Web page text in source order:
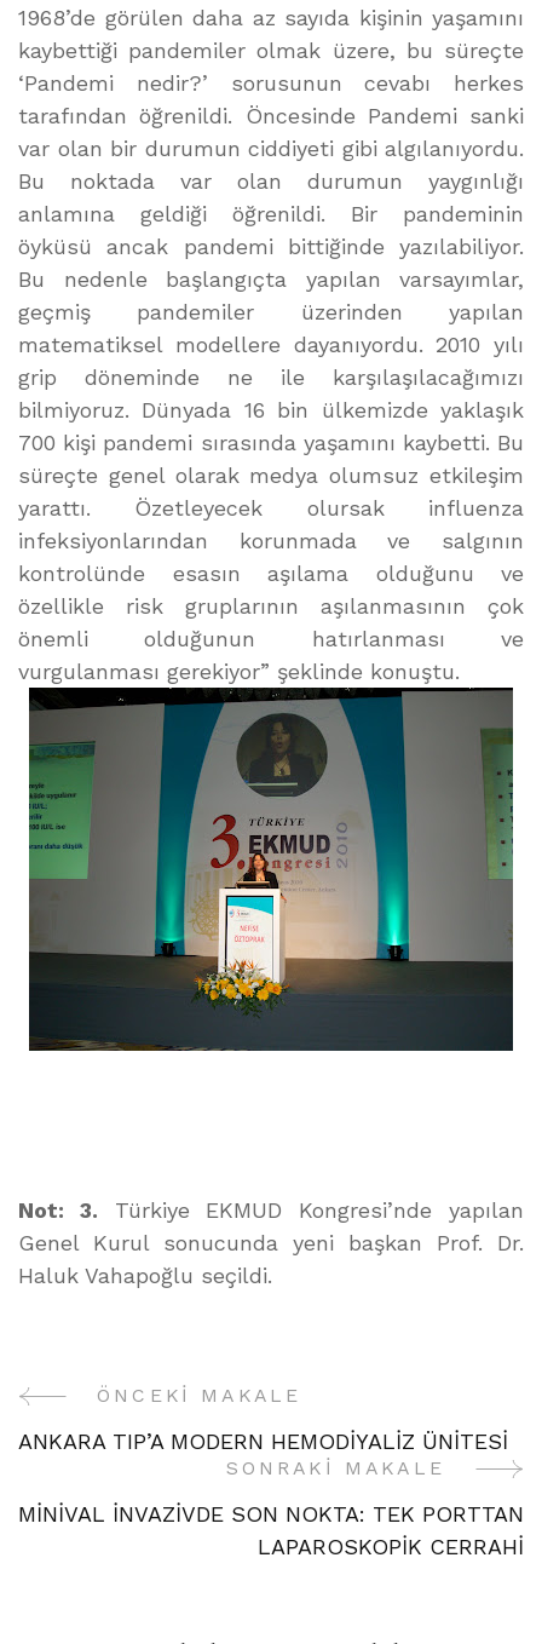
1968’de görülen daha az sayıda kişinin yaşamını
kaybettiği pandemiler olmak üzere, bu süreçte
‘Pandemi nedir?’ sorusunun cevabı herkes
tarafından öğrenildi. Öncesinde Pandemi sanki
var olan bir durumun ciddiyeti gibi algılanıyordu.
Bu noktada var olan durumun yaygınlığı
anlamına geldiği öğrenildi. Bir pandeminin
öyküsü ancak pandemi bittiğinde yazılabiliyor.
Bu nedenle başlangıçta yapılan varsayımlar,
geçmiş pandemiler üzerinden yapılan
matematiksel modellere dayanıyordu. 2010 yılı
grip döneminde ne ile karşılaşılacağımızı
bilmiyoruz. Dünyada 16 bin ülkemizde yaklaşık
700 kişi pandemi sırasında yaşamını kaybetti. Bu
süreçte genel olarak medya olumsuz etkileşim
yarattı. Özetleyecek olursak influenza
infeksiyonlarından korunmada ve salgının
kontrolünde esasın aşılama olduğunu ve
özellikle risk gruplarının aşılanmasının çok
önemli olduğunun hatırlanması ve
vurgulanması gerekiyor” şeklinde konuştu.
Not: 3. Türkiye EKMUD Kongresi’nde yapılan
Genel Kurul sonucunda yeni başkan Prof. Dr.
Haluk Vahapoğlu seçildi.
YazıÖNCEKI MAKALE
ANKARA TIP’A MODERN HEMODİYALİZ ÜNİTESİ
SONRAKI MAKALE
MİNİVAL İNVAZİVDE SON NOKTA: TEK PORTTAN
LAPAROSKOPİK CERRAHİ